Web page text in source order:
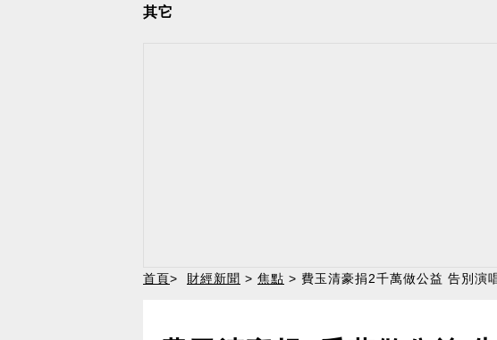
其它
首頁> 財經新聞 > 焦點 > 費玉清豪捐2千萬做公益 告別演